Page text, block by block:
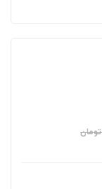
تومان